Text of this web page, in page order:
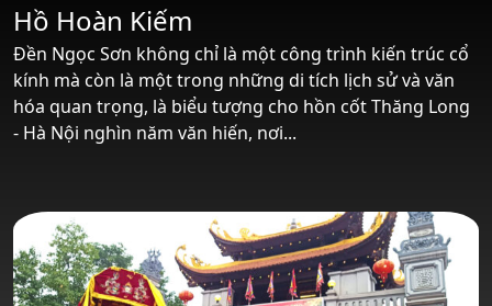
Hồ Hoàn Kiếm
Đền Ngọc Sơn không chỉ là một công trình kiến trúc cổ
kính mà còn là một trong những di tích lịch sử và văn
hóa quan trọng, là biểu tượng cho hồn cốt Thăng Long
- Hà Nội nghìn năm văn hiến, nơi...